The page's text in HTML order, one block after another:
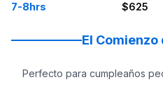
7-8hrs
$625
El Comienzo
Perfecto para cumpleaños